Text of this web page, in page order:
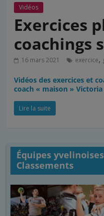
Vidéos
Exercices
coachings
16 mars 2021 exercice,
Vidéos des exercices et
coach « maison »
Lire la suite
Équipes
Classements